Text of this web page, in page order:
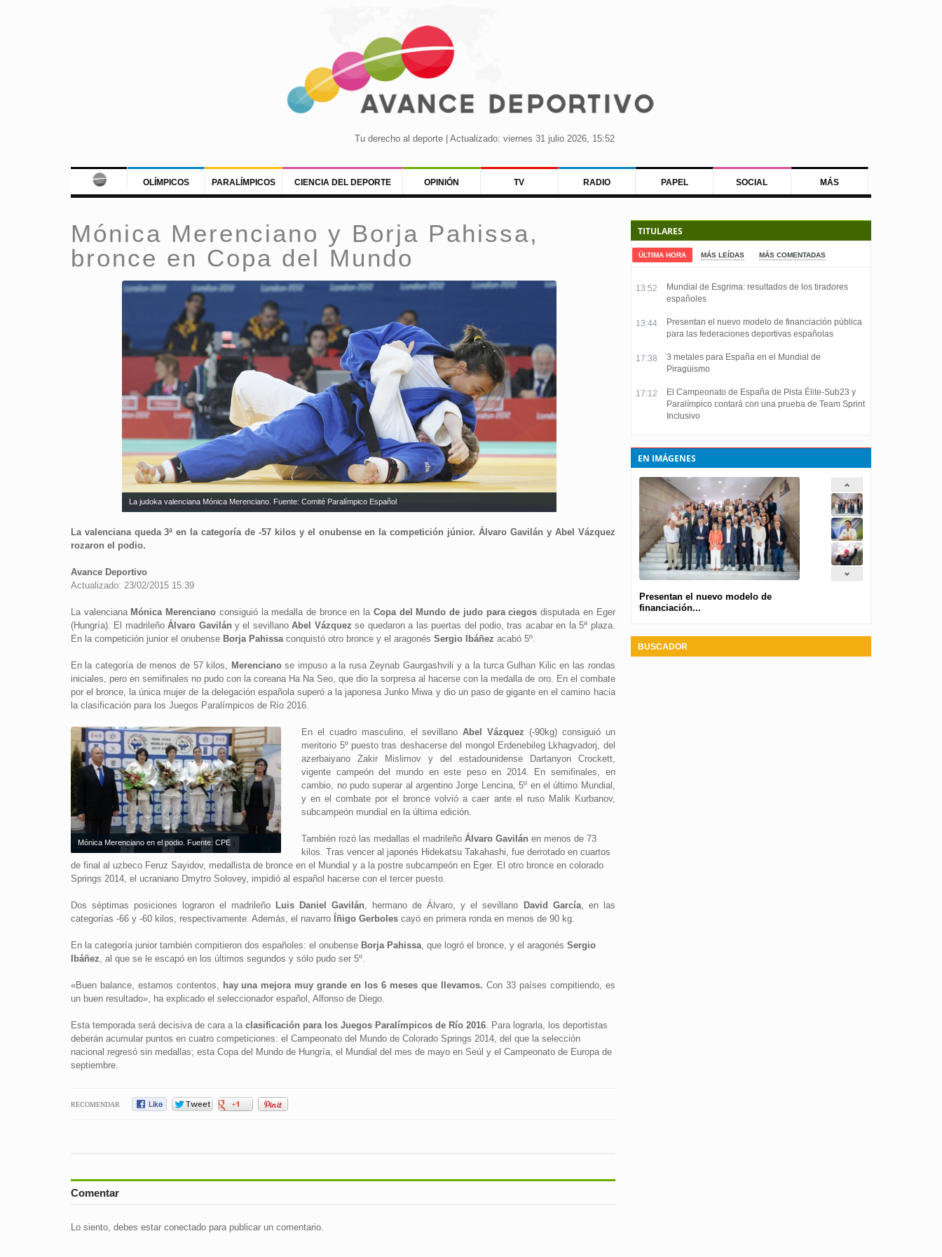
Tu derecho al deporte | Actualizado: viernes 31 julio 2026, 15:52
OLÍMPICOS PARALÍMPICOS CIENCIA DEL DEPORTE OPINIÓN TV RADIO PAPEL SOCIAL MÁS
Mónica Merenciano y Borja Pahissa,
bronce en Copa del Mundo
La judoka valenciana Mónica Merenciano. Fuente: Comité Paralímpico Español
La valenciana queda 3ª en la categoría de -57 kilos y el onubense en la competición júnior. Álvaro Gavilán y Abel Vázquez
rozaron el podio.
Avance Deportivo
Actualizado: 23/02/2015 15:39
La valenciana Mónica Merenciano consiguió la medalla de bronce en la Copa del Mundo de judo para ciegos disputada en Eger
(Hungría). El madrileñoÁlvaro Gavilán y el sevillanoAbel Vázquez se quedaron a las puertas del podio, tras acabar en la 5ª plaza.
En la competición junior el onubense Borja Pahissaconquistó otro bronce y el aragonés Sergio Ibáñez acabó 5º.
En la categoría de menos de 57 kilos, Merencianose impuso a la rusa Zeynab Gaurgashvili y a la turca Gulhan Kilic en las rondas
iniciales, pero en semifinales no pudo con la coreana Ha Na Seo, que dio la sorpresa al hacerse con la medalla de oro. En el combate
por el bronce, la única mujer de la delegación española superó a la japonesa Junko Miwa y dio un paso de gigante en el camino hacia
la clasificación para los Juegos Paralímpicos de Río 2016.
Mónica Merenciano en el podio. Fuente: CPE
En el cuadro masculino, el sevillanoAbel Vázquez (-90kg) consiguió un
meritorio 5º puesto tras deshacerse del mongol Erdenebileg Lkhagvadorj, del
azerbaiyano Zakir Mislimov y del estadounidense Dartanyon Crockett,
vigente campeón del mundo en este peso en 2014. En semifinales, en
cambio, no pudo superar al argentino Jorge Lencina, 5º en el último Mundial,
y en el combate por el bronce volvió a caer ante el ruso Malik Kurbanov,
subcampeón mundial en la última edición.
También rozó las medallas el madrileñoÁlvaro Gavilán en menos de 73
kilos. Tras vencer al japonés Hidekatsu Takahashi, fue derrotado en cuartos
de final al uzbeco Feruz Sayidov, medallista de bronce en el Mundial y a la postre subcampeón en Eger. El otro bronce en colorado
Springs 2014, el ucraniano Dmytro Solovey, impidió al español hacerse con el tercer puesto.
Dos séptimas posiciones lograron el madrileño Luis Daniel Gavilán, hermano de Álvaro, y el sevillano David García, en las
categorías -66 y -60 kilos, respectivamente. Además, el navarro Íñigo Gerbolescayó en primera ronda en menos de 90 kg.
En la categoría junior también compitieron dos españoles: el onubense Borja Pahissa, que logró el bronce, y el aragonés Sergio
Ibáñez, al que se le escapó en los últimos segundos y sólo pudo ser 5º.
«Buen balance, estamos contentos, hay una mejora muy grande en los 6 meses que llevamos. Con 33 países compitiendo, es
un buen resultado», ha explicado el seleccionador español, Alfonso de Diego.
Esta temporada será decisiva de cara a la clasificación para los Juegos Paralímpicos de Río 2016. Para lograrla, los deportistas
deberán acumular puntos en cuatro competiciones: el Campeonato del Mundo de Colorado Springs 2014, del que la selección
nacional regresó sin medallas; esta Copa del Mundo de Hungría, el Mundial del mes de mayo en Seúl y el Campeonato de Europa de
septiembre.
RECOMENDAR
Comentar
Lo siento, debes estar conectadopara publicar un comentario.
TITULARES
ÚLTIMA HORA MÁS LEÍDAS MÁS COMENTADAS
13:52
Mundial de Esgrima: resultados de los tiradores
españoles
13:44
Presentan el nuevo modelo de financiación pública
para las federaciones deportivas españolas
17:38
3 metales para España en el Mundial de
Piragüismo
17:12
El Campeonato de España de Pista Élite-Sub23 y
Paralímpico contará con una prueba de Team Sprint
Inclusivo
EN IMÁGENES
Presentan el nuevo modelo de
financiación...
BUSCADOR